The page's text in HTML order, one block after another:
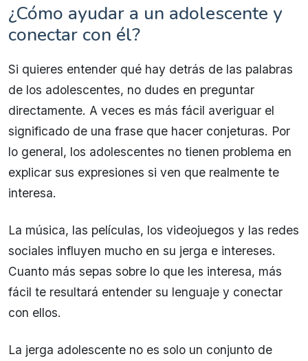
¿Cómo ayudar a un adolescente y
conectar con él?
Si quieres entender qué hay detrás de las palabras
de los adolescentes, no dudes en preguntar
directamente. A veces es más fácil averiguar el
significado de una frase que hacer conjeturas. Por
lo general, los adolescentes no tienen problema en
explicar sus expresiones si ven que realmente te
interesa.
La música, las películas, los videojuegos y las redes
sociales influyen mucho en su jerga e intereses.
Cuanto más sepas sobre lo que les interesa, más
fácil te resultará entender su lenguaje y conectar
con ellos.
La jerga adolescente no es solo un conjunto de